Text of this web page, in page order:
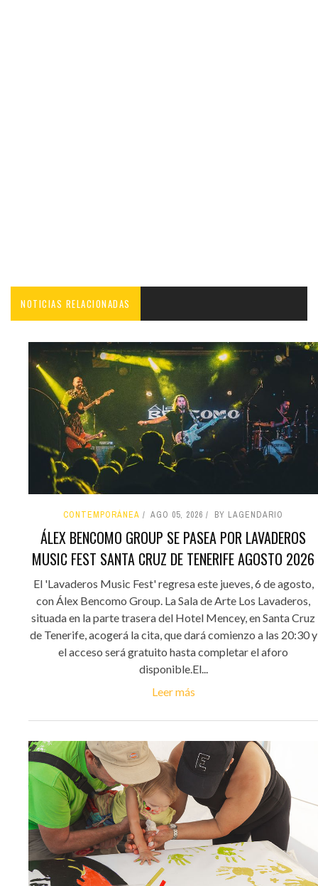
NOTICIAS RELACIONADAS
CONTEMPORÁNEA AGO 05, 2026 BY LAGENDARIO
ÁLEX BENCOMO GROUP SE PASEA POR LAVADEROS
MUSIC FEST SANTA CRUZ DE TENERIFE AGOSTO 2026
El 'Lavaderos Music Fest' regresa este jueves, 6 de agosto,
con Álex Bencomo Group. La Sala de Arte Los Lavaderos,
situada en la parte trasera del Hotel Mencey, en Santa Cruz
de Tenerife, acogerá la cita, que dará comienzo a las 20:30 y
el acceso será gratuito hasta completar el aforo
disponible.El...
Leer más